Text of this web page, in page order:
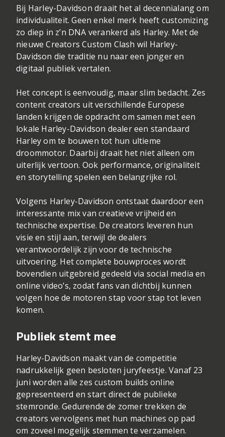
Bij Harley-Davidson draait het al decennialang om
individualiteit. Geen enkel merk heeft customizing
zo diep in z’n DNA verankerd als Harley. Met de
nieuwe Creators Custom Clash wil Harley-
Davidson die traditie nu naar een jonger en
digitaal publiek vertalen.
Het concept is eenvoudig, maar slim bedacht. Zes
content creators uit verschillende Europese
landen krijgen de opdracht om samen met een
lokale Harley-Davidson dealer een standaard
Harley om te bouwen tot hun ultieme
droommotor. Daarbij draait het niet alleen om
uiterlijk vertoon. Ook performance, originaliteit
en storytelling spelen een belangrijke rol.
Volgens Harley-Davidson ontstaat daardoor een
interessante mix van creatieve vrijheid en
technische expertise. De creators leveren hun
visie en stijl aan, terwijl de dealers
verantwoordelijk zijn voor de technische
uitvoering. Het complete bouwproces wordt
bovendien uitgebreid gedeeld via social media en
online video’s, zodat fans van dichtbij kunnen
volgen hoe de motoren stap voor stap tot leven
komen.
Publiek stemt mee
Harley-Davidson maakt van de competitie
nadrukkelijk geen besloten juryfeestje. Vanaf 23
juni worden alle zes custom builds online
gepresenteerd en start direct de publieke
stemronde. Gedurende de zomer trekken de
creators vervolgens met hun machines op pad
om zoveel mogelijk stemmen te verzamelen.